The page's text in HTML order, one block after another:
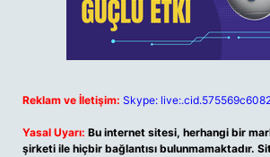
Reklam ve İletişim: Skype:
Yasal Uyarı: Bu internet sitesi, herhangi bir
şirketi ile hiçbir bağlantısı bulunmamaktadır.